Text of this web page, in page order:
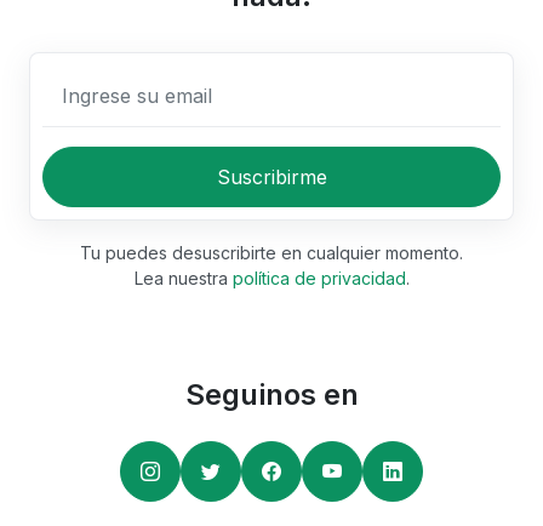
Suscribirme
Tu puedes desuscribirte en cualquier momento.
Lea nuestra política de privacidad.
Seguinos en